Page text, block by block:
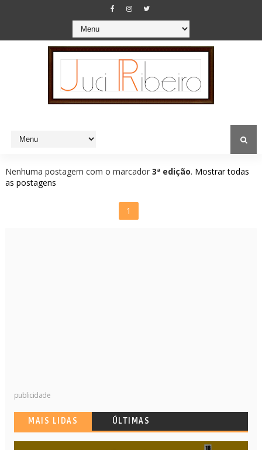
Nenhuma postagem com o marcador 3ª edição. Mostrar todas
as postagens
1
publicidade
MAIS LIDAS ÚLTIMAS